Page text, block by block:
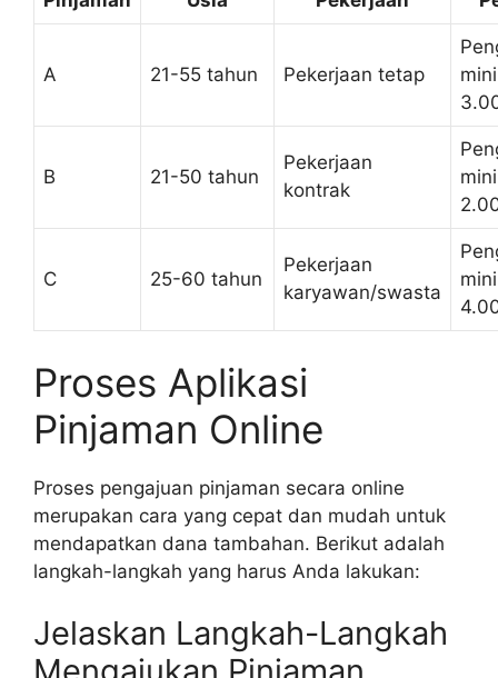
A 21-55 tahun Pekerjaan tetap
B 21-50 tahun
Pekerjaan
kontrak
C 25-60 tahun
Pekerjaan
karyawan/swasta
Proses Aplikasi
Pinjaman Online
Proses pengajuan pinjaman secara online
merupakan cara yang cepat dan mudah untuk
mendapatkan dana tambahan. Berikut adalah
langkah-langkah yang harus Anda lakukan:
Jelaskan Langkah-Langkah